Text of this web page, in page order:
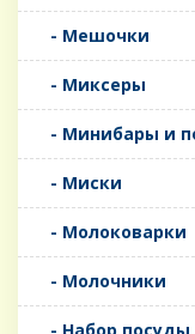
- Мешочки
- Миксеры
- Минибары и
- Миски
- Молоковарки
- Молочники